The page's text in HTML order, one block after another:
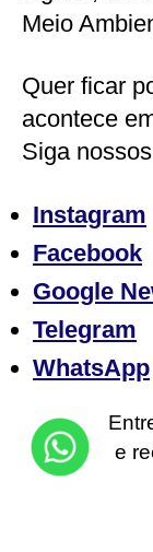
Meio
Quer ficar
acontece
Siga
Instagram
Facebook
Google
Telegram
WhatsApp
e